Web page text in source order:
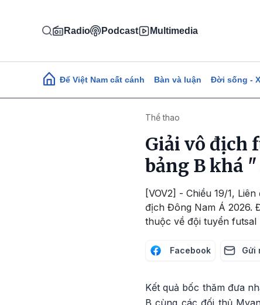
Radio Podcast Multimedia
Main navigation
Để Việt Nam cất cánh Bàn và luận Đời sống -
Thể thao
Giải vô địch
bảng B khá
[VOV2] - Chiều 19/1,
địch Đông Nam Á 2026.
thuộc về đội tuyển futsal
Facebook Gửi
Kết quả bốc thăm đưa
B cùng các đối thủ